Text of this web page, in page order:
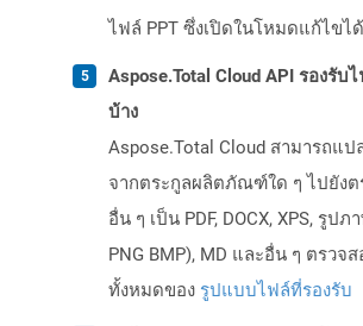
ไฟล์ PPT ซึ่งเปิดในโหมดแก้ไขได้
Aspose.Total Cloud API รองรั
บ้าง
Aspose.Total Cloud สามารถแ
จากตระกูลผลิตภัณฑ์ใด ๆ ไปยัง
อื่น ๆ เป็น PDF, DOCX, XPS, รูปภ
PNG BMP), MD และอื่น ๆ ตรวจ
ทั้งหมดของ รูปแบบไฟล์ที่รองรับ